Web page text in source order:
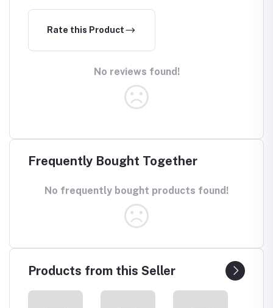
Rate this Product
No reviews found!
Frequently Bought Together
No frequently bought products found!
Products from this Seller